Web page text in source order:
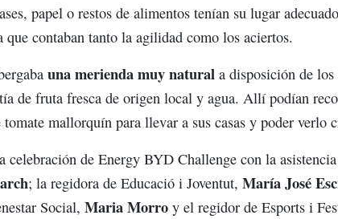
papel o restos de alimentos tenían su lugar
que contaban tanto la agilidad como los aciertos.
una merienda muy natural a disposición de
de fruta fresca de origen local y agua. Allí podían
mallorquín para llevar a sus casas y poder verlo
de Energy BYD Challenge con la asistencia
; la regidora de Educació i Joventut, María José
Social, Maria Morro y el regidor de Esports i